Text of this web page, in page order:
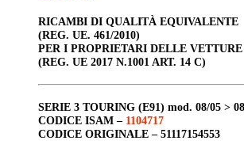
RICAMBI DI QUALITÀ EQUIVALENTE
(REG. UE. 461/2010)
PER I PROPRIETARI DELLE
(REG. UE 2017 N.1001 ART. 14 C)
SERIE 3 TOURING (E91) mod. 08/05 >
CODICE ISAM – 1104717
CODICE ORIGINALE – 51117154553